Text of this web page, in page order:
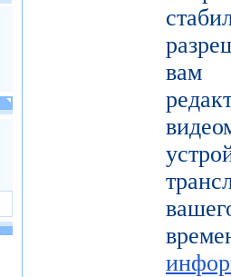
вам